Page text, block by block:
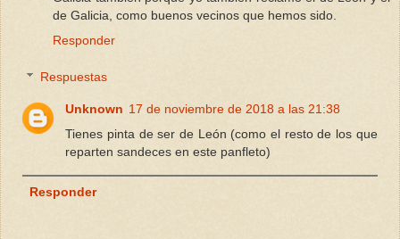
de Galicia, como buenos vecinos que hemos sido.
Responder
Respuestas
Unknown 17 de noviembre de 2018 a las 21:38
Tienes pinta de ser de León (como el resto de los que
reparten sandeces en este panfleto)
Responder